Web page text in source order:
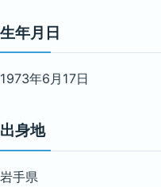
生年月日
1973年6月17日
出身地
岩手県